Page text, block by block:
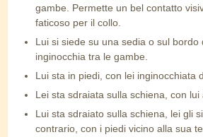
gambe. Permette un bel contatto
faticoso per il collo.
Lui si siede su una sedia o sul bordo
inginocchia tra le gambe.
Lui sta in piedi, con lei inginocchiata
Lei sta sdraiata sulla schiena, con lui
Lui sta sdraiato sulla schiena, lei gli
contrario, con i piedi vicino alla sua